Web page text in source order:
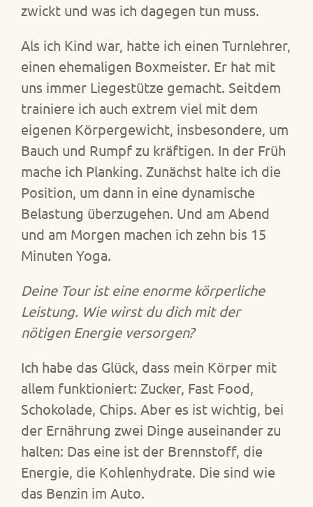
zwickt und was ich dagegen tun muss.
Als ich Kind war, hatte ich einen Turnlehrer,
einen ehemaligen Boxmeister. Er hat mit
uns immer Liegestütze gemacht. Seitdem
trainiere ich auch extrem viel mit dem
eigenen Körpergewicht, insbesondere, um
Bauch und Rumpf zu kräftigen. In der Früh
mache ich Planking. Zunächst halte ich die
Position, um dann in eine dynamische
Belastung überzugehen. Und am Abend
und am Morgen machen ich zehn bis 15
Minuten Yoga.
Deine Tour ist eine enorme körperliche
Leistung. Wie wirst du dich mit der
nötigen Energie versorgen?
Ich habe das Glück, dass mein Körper mit
allem funktioniert: Zucker, Fast Food,
Schokolade, Chips. Aber es ist wichtig, bei
der Ernährung zwei Dinge auseinander zu
halten: Das eine ist der Brennstoff, die
Energie, die Kohlenhydrate. Die sind wie
das Benzin im Auto.